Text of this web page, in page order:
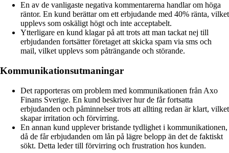
En av de vanligaste negativa kommentarerna handlar om höga
räntor. En kund berättar om ett erbjudande med 40% ränta, vilket
upplevs som oskäligt högt och inte acceptabelt.
Ytterligare en kund klagar på att trots att man tackat nej till
erbjudanden fortsätter företaget att skicka spam via sms och
mail, vilket upplevs som påträngande och störande.
Kommunikationsutmaningar
Det rapporteras om problem med kommunikationen från Axo
Finans Sverige. En kund beskriver hur de får fortsatta
erbjudanden och påminnelser trots att allting redan är klart, vilket
skapar irritation och förvirring.
En annan kund upplever bristande tydlighet i kommunikationen,
då de får erbjudanden om lån på lägre belopp än det de faktiskt
sökt. Detta leder till förvirring och frustration hos kunden.